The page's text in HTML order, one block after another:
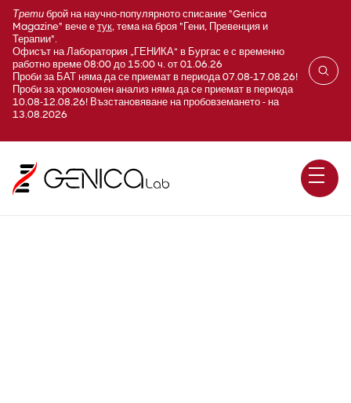
Трети брой на научно-популярното списание "Genica
Magazine" вече е тук, тема на броя "Гени, Превенция и
Терапии".
Офисът на Лаборатория „ГЕНИКА“ в Бургас е с временно
работно време 08:00 до 15:00 ч. от 01.06.26
Проби за БАТ няма да се приемат в периода 07.08-17.08.26!
Проби за хромозомен анализ няма да се приемат в периода
10.08-12.08.26! Възстановяване на пробовземането - на
13.08.2026